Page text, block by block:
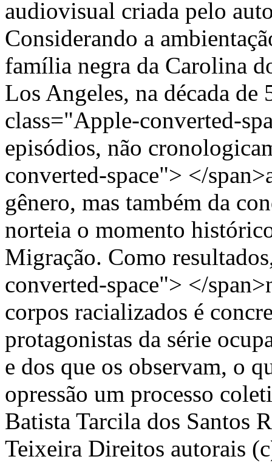
audiovisual criada pelo
Considerando a
família negra da Carolina
Los Angeles, na década de
class="Apple-converted-
episódios, não
converted-space"> </
gênero, mas também da
norteia o momento
Migração. Como
converted-space"> </
corpos racializados é
protagonistas da série
e dos que os observam, o
opressão um processo
Batista Tarcila dos Santos
Teixeira Direitos autorais